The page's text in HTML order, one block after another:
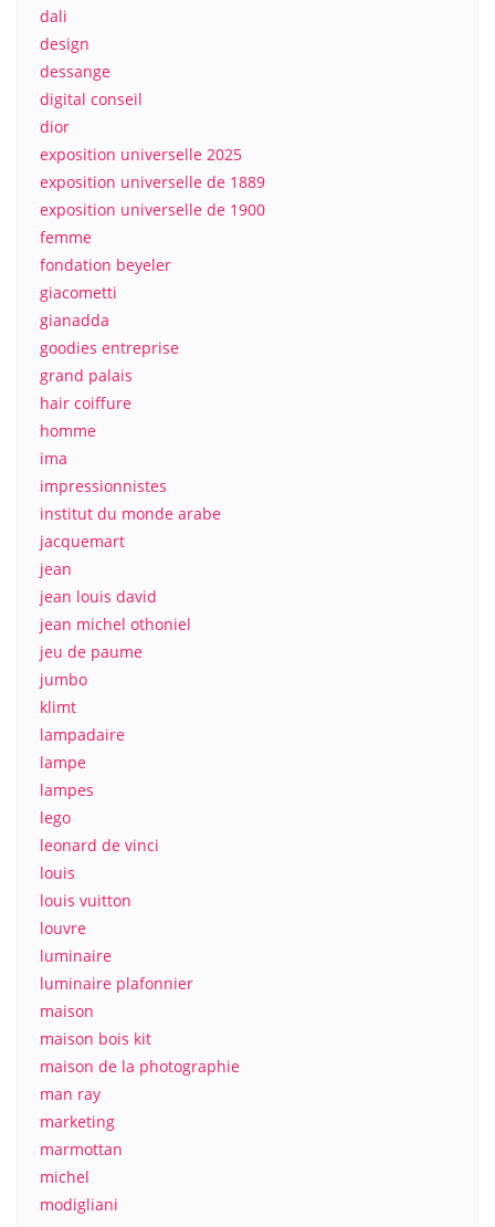
dali
design
dessange
digital conseil
dior
exposition universelle 2025
exposition universelle de 1889
exposition universelle de 1900
femme
fondation beyeler
giacometti
gianadda
goodies entreprise
grand palais
hair coiffure
homme
ima
impressionnistes
institut du monde arabe
jacquemart
jean
jean louis david
jean michel othoniel
jeu de paume
jumbo
klimt
lampadaire
lampe
lampes
lego
leonard de vinci
louis
louis vuitton
louvre
luminaire
luminaire plafonnier
maison
maison bois kit
maison de la photographie
man ray
marketing
marmottan
michel
modigliani